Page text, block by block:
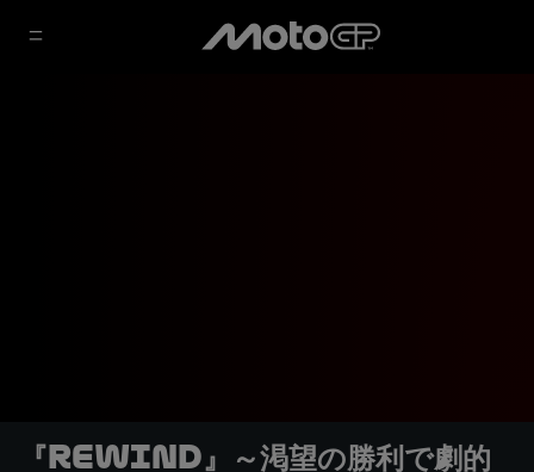
『REWIND』～渇望の勝利で劇的